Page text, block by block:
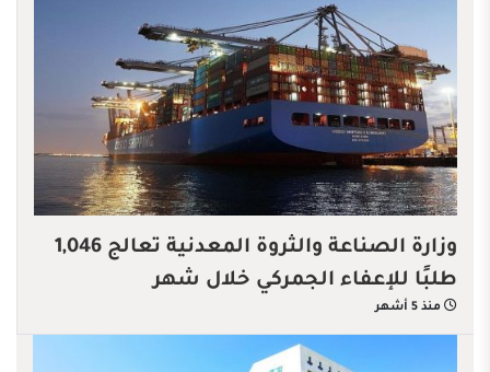
وزارة الصناعة والثروة المعدنية تعالج 1,046
طلبًا للإعفاء الجمركي خلال شهر
منذ 5 أشهر